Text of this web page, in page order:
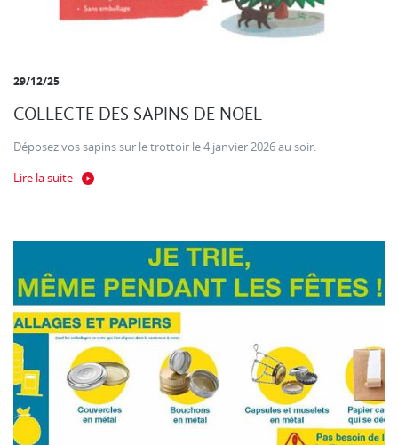
29/12/25
COLLECTE DES SAPINS DE NOEL
Déposez vos sapins sur le trottoir le 4 janvier 2026 au soir.
Lire la suite